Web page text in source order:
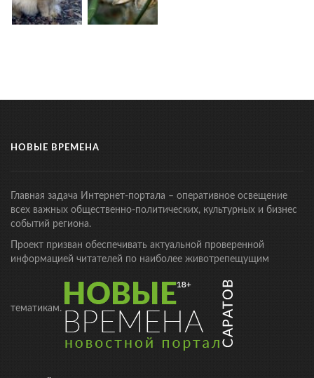
НОВЫЕ ВРЕМЕНА
Главная задача Интернет-портала – оперативное освещение
всех важных общественно-политических, культурных и бизнес
событий региона.
Проект призван обеспечивать актуальной проверенной
информацией читателей по наиболее животрепещущим
тематикам.